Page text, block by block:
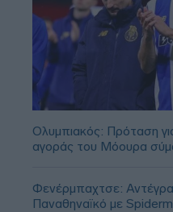
Ολυμπιακός: Πρόταση
αγοράς του Μόουρα
Φενέρμπαχτσε:
Παναθηναϊκό με